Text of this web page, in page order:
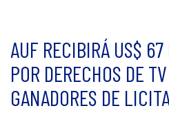
AUF RECIBIRÁ US$
POR DERECHOS DE
GANADORES DE